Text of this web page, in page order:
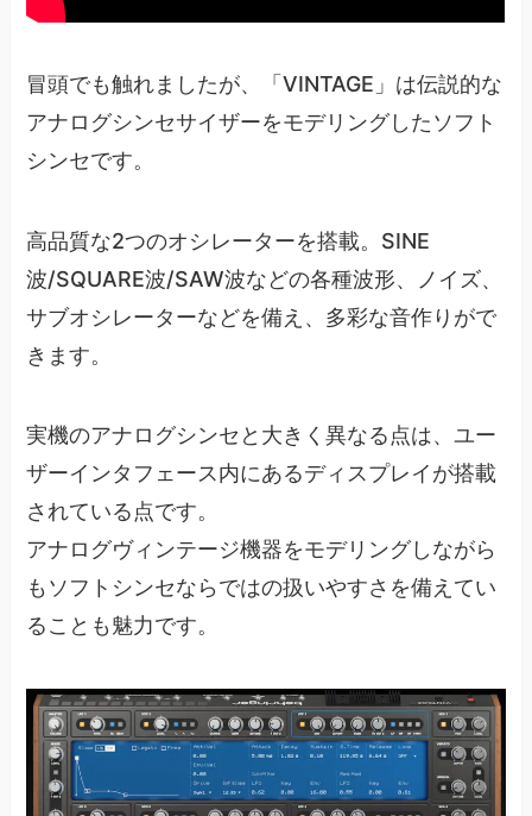
冒頭でも触れましたが、「VINTAGE」は伝説的な
アナログシンセサイザーをモデリングしたソフト
シンセです。
高品質な2つのオシレーターを搭載。SINE
波/SQUARE波/SAW波などの各種波形、ノイズ、
サブオシレーターなどを備え、多彩な音作りがで
きます。
実機のアナログシンセと大きく異なる点は、ユー
ザーインタフェース内にあるディスプレイが搭載
されている点です。
アナログヴィンテージ機器をモデリングしながら
もソフトシンセならではの扱いやすさを備えてい
ることも魅力です。